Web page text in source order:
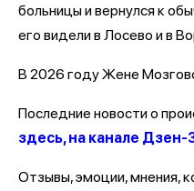
больницы и вернулся к
его видели в Лосево и в
В 2026 году Жене
Последние новости о
здесь, на канале Дзен-
Отзывы, эмоции, мнения,